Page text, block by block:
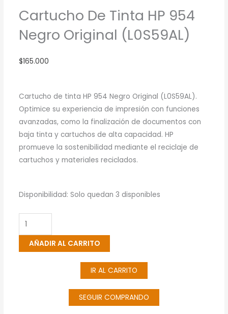
Cartucho De Tinta HP 954
Negro Original (L0S59AL)
$165.000
Cartucho de tinta HP 954 Negro Original (L0S59AL).
Optimice su experiencia de impresión con funciones
avanzadas, como la finalización de documentos con
baja tinta y cartuchos de alta capacidad. HP
promueve la sostenibilidad mediante el reciclaje de
cartuchos y materiales reciclados.
Disponibilidad: Solo quedan 3 disponibles
Cartucho
Tinta
HP
954AÑADIR AL CARRITO
IR AL CARRITO
SEGUIR COMPRANDO